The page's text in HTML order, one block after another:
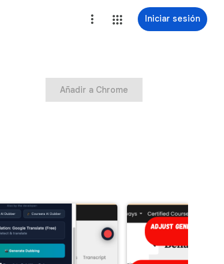
Iniciar sesión
Añadir a Chrome